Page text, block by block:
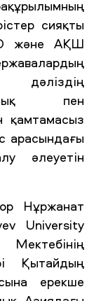
сияқты
және АҚШ
дәліздің
пен
қамтамасыз
арасындағы
әлеуетін
Нұржанат
University
Қытайдың
ерекше